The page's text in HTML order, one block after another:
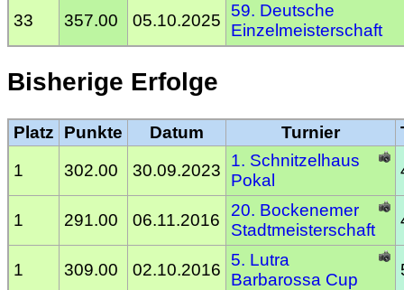
33 357.00 05.10.2025
59. Deutsche
Einzelmeisterschaft
Bisherige Erfolge
Platz Punkte Datum Turnier
1
302.00 30.09.2023
1. Schnitzelhaus
Pokal
1 291.00 06.11.2016
20. Bockenemer
Stadtmeisterschaft
1 309.00 02.10.2016
5. Lutra
Barbarossa Cup